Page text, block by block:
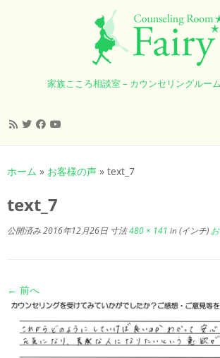
ン
ン
へ
家族こころ相談室 – カウンセリングルー
ホーム » お客様の声 » text_7
text_7
公開済み2016年12月26日 寸法480 × 141 in (インチ)
← 前へ